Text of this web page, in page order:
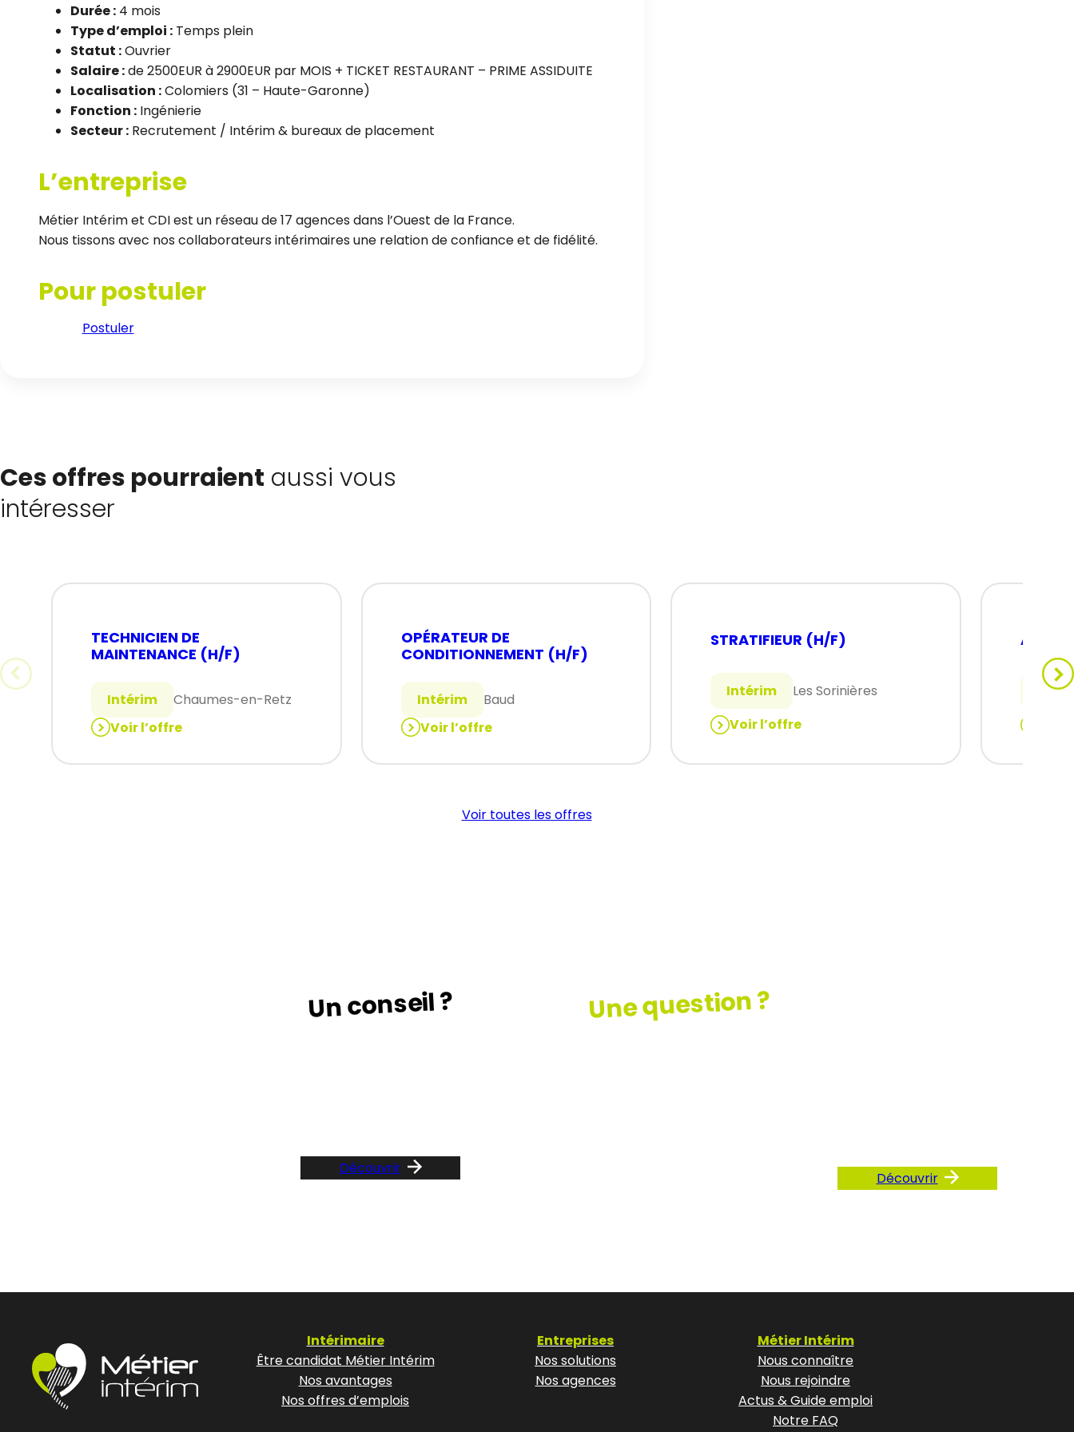
Durée : 4 mois
Type d’emploi : Temps plein
Statut :Ouvrier
Salaire :de 2500EUR à 2900EUR par MOIS + TICKET RESTAURANT – PRIME ASSIDUITE
Localisation :Colomiers (31 – Haute-Garonne)
Fonction : Ingénierie
Secteur : Recrutement / Intérim & bureaux de placement
L’entreprise
Métier Intérim et CDI est un réseau de 17 agences dans l’Ouest de la France.
Nous tissons avec nos collaborateurs intérimaires une relation de confiance et de fidélité.
Pour postuler
Postuler
Ces offres pourraient aussi vous
intéresser
TECHNICIEN DE
MAINTENANCE (H/F)
Intérim
Chaumes-en-Retz
Voir l’offre
:
OPÉRATEUR DE
CONDITIONNEMENT (H/F)
Intérim
Baud
Voir l’offre
:
STRATIFIEUR (H/F)
Intérim
Les Sorinières
Voir l’offre
:
CDI
:
Voir toutes les offres
Un conseil ?
Découvrir
Une question ?
Découvrir
Intérimaire
Être candidat Métier Intérim
Nos avantages
Nos offres d’emplois
Entreprises
Nos solutions
Nos agences
Métier Intérim
Nous connaître
Nous rejoindre
Actus & Guide emploi
Notre FAQ